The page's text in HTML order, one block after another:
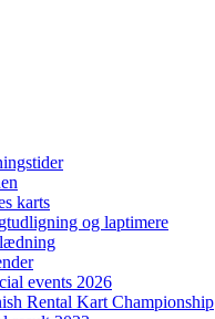
karts
og laptimere
events 2026
Rental Kart Championship